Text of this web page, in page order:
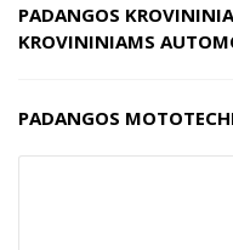
PADANGOS
KROVININIAMS
PADANGOS